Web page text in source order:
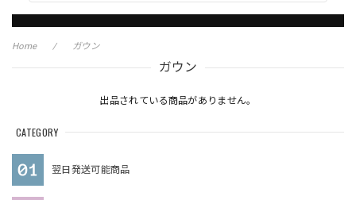
CATEGORY
翌日発送可能商品
Home ガウン
ガウン
出品されている商品がありません。